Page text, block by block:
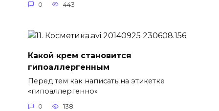
0 443
Какой крем становится
гипоаллергенным
Перед тем как написать на этикетке
«гипоаллергенно»
0 138